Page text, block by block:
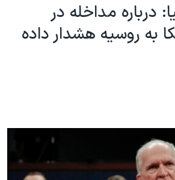
درباره مداخله در
به روسیه هشدار داده